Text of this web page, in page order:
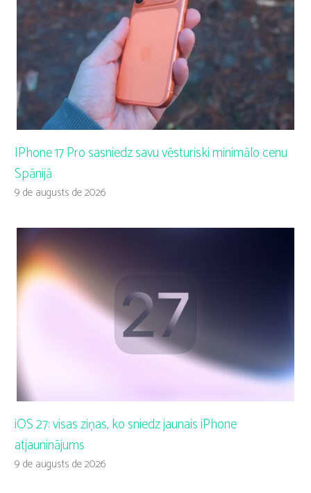
IPhone 17 Pro sasniedz savu vēsturiski minimālo cenu
Spānijā
9 de augusts de 2026
iOS 27: visas ziņas, ko sniedz jaunais iPhone
atjauninājums
9 de augusts de 2026